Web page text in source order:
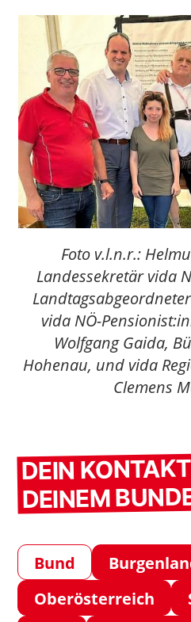
Foto v.l.n.r.:
Landessekretär vida
vida NÖ-
Wolfgang Gaida,
Hohenau, und vida
Clemens
DEIN
DEINEM
Bund
Oberösterreich